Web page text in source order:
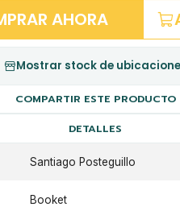
AHORA
Mostrar stock de
COMPARTIR ESTE PRODUCTO
DETALLES
Santiago Posteguillo
Booket